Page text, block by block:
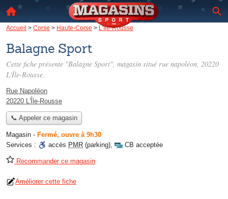
Accueil > Corse > Haute-Corse > L'Île-Rousse
Balagne Sport
Cette fiche présente "Balagne Sport", magasin situé rue napoléon, 20220
L'Île-Rousse.
Rue Napoléon
20220 L'Île-Rousse
📞 Appeler ce magasin
Magasin - Fermé, ouvre à 9h30
Services :
accès PMR (parking), CB acceptée
Recommander ce magasin
Améliorer cette fiche